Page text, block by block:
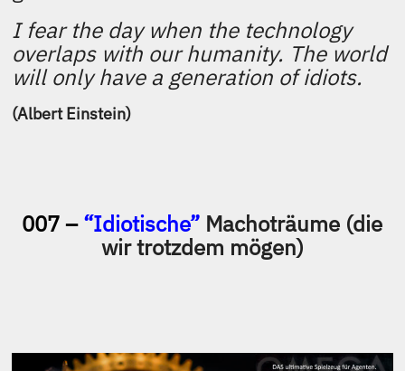
I fear the day when the technology
overlaps with our humanity. The world
will only have a generation of idiots.
(Albert Einstein)
007 –“Idiotische” Machoträume (die
wir trotzdem mögen)